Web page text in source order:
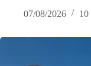
07/08/2026
10